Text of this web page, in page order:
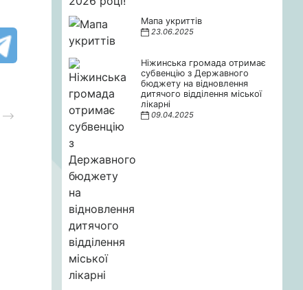
Мапа укриттів
23.06.2025
Ніжинська громада отримає
субвенцію з Державного
бюджету на відновлення
дитячого відділення міської
лікарні
09.04.2025